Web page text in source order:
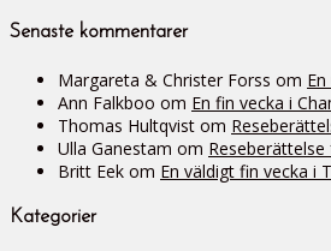
Senaste kommentarer
Margareta & Christer Forss om
Ann Falkboo om En fin vecka i
Thomas Hultqvist om
Ulla Ganestam om
Britt Eek om En väldigt fin vecka i
Kategorier